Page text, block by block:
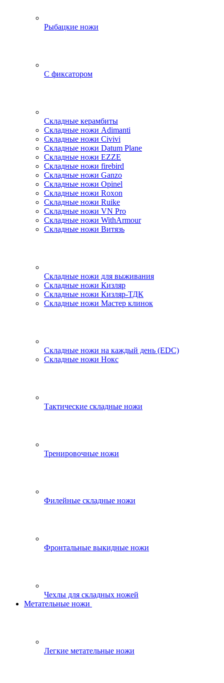
Рыбацкие ножи
С фиксатором
Складные керамбиты
Складные ножи Adimanti
Складные ножи Civivi
Складные ножи Datum Plane
Складные ножи EZZE
Складные ножи firebird
Складные ножи Ganzo
Складные ножи Opinel
Складные ножи Roxon
Складные ножи Ruike
Складные ножи VN Pro
Складные ножи WithArmour
Складные ножи Витязь
Складные ножи для выживания
Складные ножи Кизляр
Складные ножи Кизляр-ТДК
Складные ножи Мастер клинок
Складные ножи на каждый день (EDC)
Складные ножи Нокс
Тактические складные ножи
Тренировочные ножи
Филейные складные ножи
Фронтальные выкидные ножи
Чехлы для складных ножей
Метательные ножи
Легкие метательные ножи